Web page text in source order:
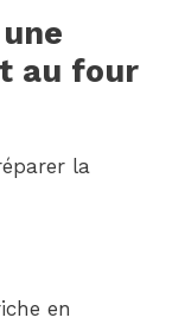
au four
la
en